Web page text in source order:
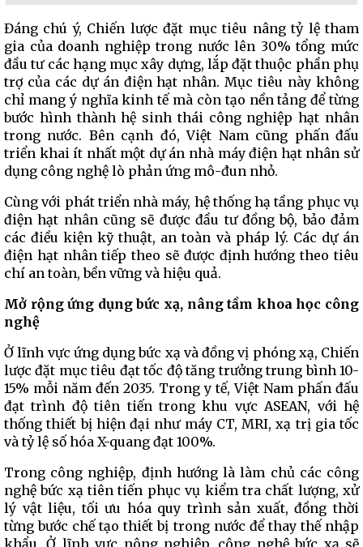
Đáng chú ý, Chiến lược đặt mục tiêu nâng tỷ lệ tham
gia của doanh nghiệp trong nước lên 30% tổng mức
đầu tư các hạng mục xây dựng, lắp đặt thuộc phần phụ
trợ của các dự án điện hạt nhân. Mục tiêu này không
chỉ mang ý nghĩa kinh tế mà còn tạo nền tảng để từng
bước hình thành hệ sinh thái công nghiệp hạt nhân
trong nước. Bên cạnh đó, Việt Nam cũng phấn đấu
triển khai ít nhất một dự án nhà máy điện hạt nhân sử
dụng công nghệ lò phản ứng mô-đun nhỏ.
Cùng với phát triển nhà máy, hệ thống hạ tầng phục vụ
điện hạt nhân cũng sẽ được đầu tư đồng bộ, bảo đảm
các điều kiện kỹ thuật, an toàn và pháp lý. Các dự án
điện hạt nhân tiếp theo sẽ được định hướng theo tiêu
chí an toàn, bền vững và hiệu quả.
Mở rộng ứng dụng bức xạ, nâng tầm khoa học công
nghệ
Ở lĩnh vực ứng dụng bức xạ và đồng vị phóng xạ, Chiến
lược đặt mục tiêu đạt tốc độ tăng trưởng trung bình 10-
15% mỗi năm đến 2035. Trong y tế, Việt Nam phấn đấu
đạt trình độ tiên tiến trong khu vực ASEAN, với hệ
thống thiết bị hiện đại như máy CT, MRI, xạ trị gia tốc
và tỷ lệ số hóa X-quang đạt 100%.
Trong công nghiệp, định hướng là làm chủ các công
nghệ bức xạ tiên tiến phục vụ kiểm tra chất lượng, xử
lý vật liệu, tối ưu hóa quy trình sản xuất, đồng thời
từng bước chế tạo thiết bị trong nước để thay thế nhập
khẩu. Ở lĩnh vực nông nghiệp, công nghệ bức xạ sẽ